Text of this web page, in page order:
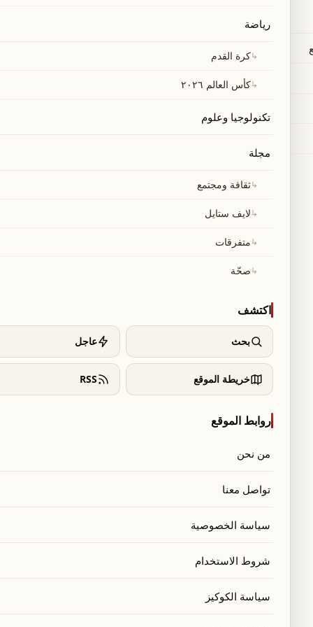
رياضة
↳كرة القدم
↳كأس العالم ٢٠٢٦
تكنولوجيا وعلوم
مجلة
↳ثقافة ومجتمع
↳لايف ستايل
↳متفرقات
↳صحّة
اكتشف
بحث عاجل
خريطة الموقع RSS
روابط الموقع
من نحن
تواصل معنا
سياسة الخصوصية
شروط الاستخدام
سياسة الكوكيز